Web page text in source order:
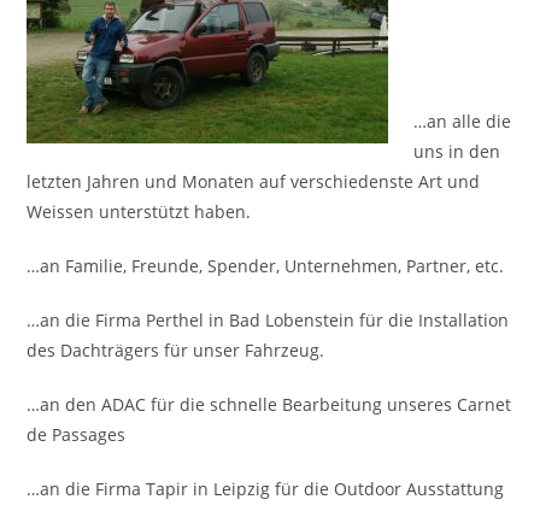
…an alle die
uns in den
letzten Jahren und Monaten auf verschiedenste Art und
Weissen unterstützt haben.
…an Familie, Freunde, Spender, Unternehmen, Partner, etc.
…an die Firma Perthel in Bad Lobenstein für die Installation
des Dachträgers für unser Fahrzeug.
…an den ADAC für die schnelle Bearbeitung unseres Carnet
de Passages
…an die Firma Tapir in Leipzig für die Outdoor Ausstattung